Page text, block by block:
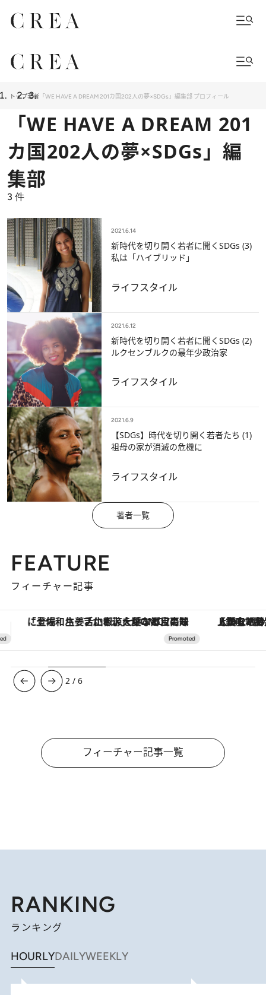
トップ著者 「WE HAVE A DREAM 201カ国202人の夢×SDGs」編集部 プロフィール
「WE HAVE A DREAM 201
カ国202人の夢×SDGs」編
集部
3 件
2021.6.14
新時代を切り開く若者に聞くSDGs (3)
私は「ハイブリッド」
ライフスタイル
2021.6.12
新時代を切り開く若者に聞くSDGs (2)
ルクセンブルクの最年少政治家
ライフスタイル
2021.6.9
【SDGs】時代を切り開く若者たち (1)
祖母の家が消滅の危機に
ライフスタイル
著者一覧
FEATURE
フィーチャー記事
【銀座で出合う最旬美容】美髪ケアや上質な眠り…セルフケアのアップデートから、特別な名入れギフトまで。大人のための「ReFa GINZA」クルーズ 【夏限定ディナーコース】旬を
3 /6
フィーチャー記事一覧
RANKING
ランキング
HOURLYDAILYWEEKLY